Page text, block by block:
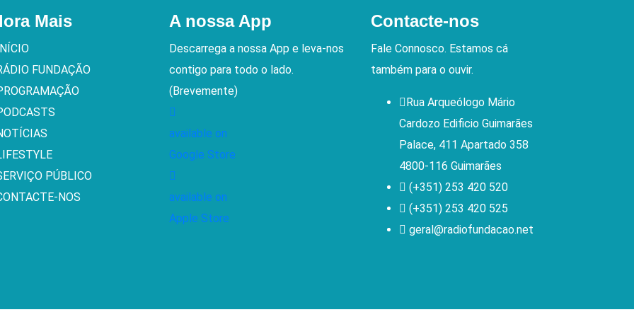
Mais
FUNDAÇÃO
PÚBLICO
NOS
A nossa App
Descarrega a nossa App e leva-nos
contigo para todo o lado.
(Brevemente)
available on
Google Store
available on
Apple Store
Contacte-nos
Fale Connosco. Estamos cá
também para o ouvir.
Rua Arqueólogo Mário
Cardozo Edificio Guimarães
Palace, 411 Apartado 358
4800-116 Guimarães
(+351) 253 420 520
(+351) 253 420 525
geral@radiofundacao.net